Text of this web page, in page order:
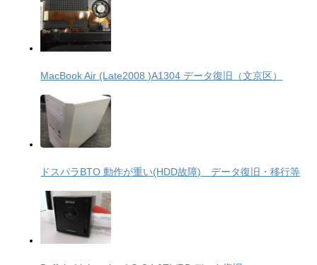
MacBook Air (Late2008 )A1304 データ復旧（文京区）
ドスパラBTO 動作が重い(HDD故障) データ復旧・移行等